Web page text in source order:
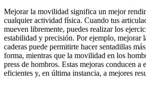
Mejorar la movilidad significa un mejor
cualquier actividad física. Cuando tus
mueven libremente, puedes realizar los
estabilidad y precisión. Por ejemplo, mejorar
caderas puede permitirte hacer sentadillas
forma, mientras que la movilidad en los
press de hombros. Estas mejoras conducen a
eficientes y, en última instancia, a mejores